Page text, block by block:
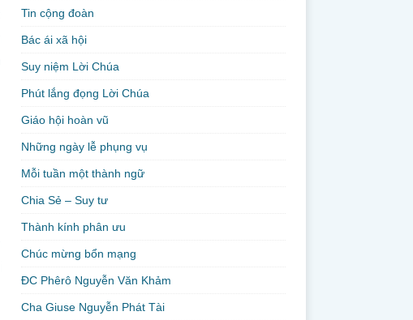
Tin cộng đoàn
Bác ái xã hội
Suy niệm Lời Chúa
Phút lắng đọng Lời Chúa
Giáo hội hoàn vũ
Những ngày lễ phụng vụ
Mỗi tuần một thành ngữ
Chia Sẻ – Suy tư
Thành kính phân ưu
Chúc mừng bổn mạng
ĐC Phêrô Nguyễn Văn Khảm
Cha Giuse Nguyễn Phát Tài